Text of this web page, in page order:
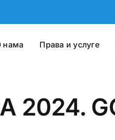
нама Права и услуге
2024.